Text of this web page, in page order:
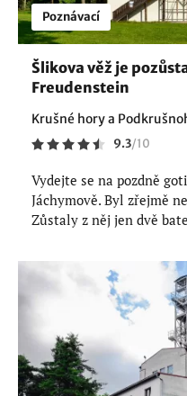
Poznávací
Šlikova věž je
Freudenstein
Krušné hory a
9.3/10
Vydejte se na pozdně
Jáchymově. Byl zřejmě
Zůstaly z něj jen dvě